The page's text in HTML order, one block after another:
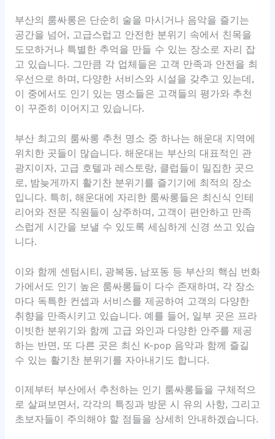
부산의 룸싸롱은 단순히 술을 마시거나 음악을 즐기는
공간을 넘어, 고급스럽고 안전한 분위기 속에서 친목을
도모하거나 특별한 추억을 만들 수 있는 장소로 자리 잡
고 있습니다. 그만큼 각 업체들은 고객 만족과 안전을 최
우선으로 하며, 다양한 서비스와 시설을 갖추고 있는데,
이 중에서도 인기 있는 명소들은 고객들의 평가와 추천
이 꾸준히 이어지고 있습니다.
부산 최고의 룸싸롱 추천 명소 중 하나는 해운대 지역에
위치한 곳들이 많습니다. 해운대는 부산의 대표적인 관
광지이자, 고급 호텔과 레스토랑, 클럽들이 밀집한 곳으
로, 밤늦게까지 활기찬 분위기를 즐기기에 최적의 장소
입니다. 특히, 해운대에 자리한 룸싸롱들은 최신식 인테
리어와 전문 직원들이 상주하며, 고객이 편안하고 만족
스럽게 시간을 보낼 수 있도록 세심하게 신경 쓰고 있습
니다.
이와 함께 센텀시티, 광복동, 남포동 등 부산의 핵심 번화
가에서도 인기 높은 룸싸롱들이 다수 존재하며, 각 장소
마다 독특한 컨셉과 서비스를 제공하여 고객의 다양한
취향을 만족시키고 있습니다. 예를 들어, 일부 곳은 프라
이빗한 분위기와 함께 고급 와인과 다양한 안주를 제공
하는 반면, 또 다른 곳은 최신 K-pop 음악과 함께 즐길
수 있는 활기찬 분위기를 자아내기도 합니다.
이제부터 부산에서 추천하는 인기 룸싸롱들을 구체적으
로 살펴보면서, 각각의 특징과 방문 시 유의 사항, 그리고
초보자들이 주의해야 할 점들을 상세히 안내하겠습니다.